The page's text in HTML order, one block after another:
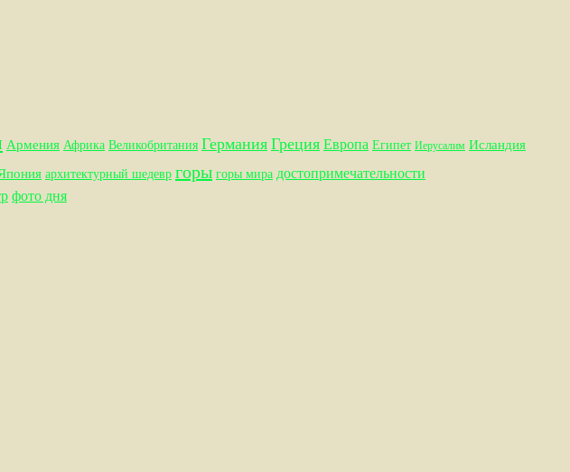
Армения Африка Великобритания Германия Греция Европа Египет Иерусалим Исландия
архитектурный шедевр горы горы мира достопримечательности
фото дня